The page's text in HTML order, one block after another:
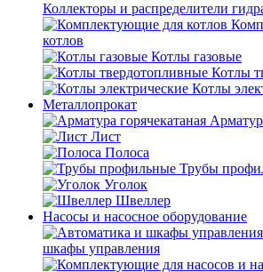
Коллекторы и распределители
котлов
Котлы газовые
Котлы
Котлы
Металлопрокат
Лист
Полоса
Трубы
Уголок
Швеллер
Насосы и насосное оборудование
шкафы управления